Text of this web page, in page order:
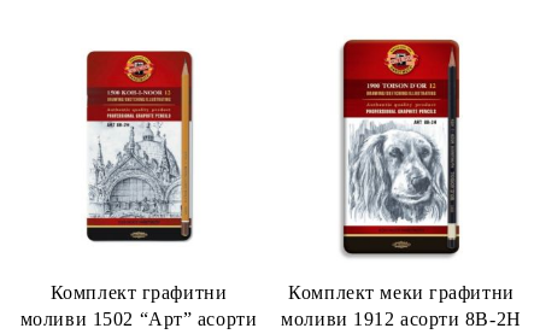
Комплект графитни
моливи 1502 “Арт” асорти
Комплект меки графитни
моливи 1912 асорти 8В-2Н